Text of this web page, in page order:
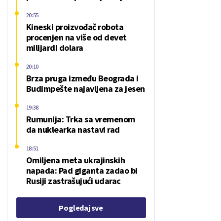
Kineski proizvođač robota
procenjen na više od devet
milijardi dolara
20:55
Brza pruga između Beograda i
Budimpešte najavljena za jesen
20:10
Rumunija: Trka sa vremenom
da nuklearka nastavi rad
19:38
Omiljena meta ukrajinskih
napada: Pad giganta zadao bi
Rusiji zastrašujući udarac
18:51
Pogledaj sve